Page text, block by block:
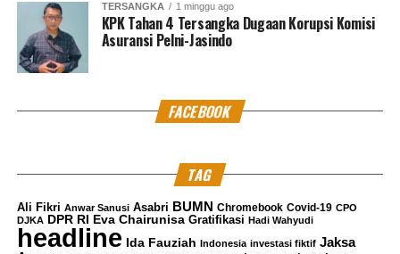
TERSANGKA 1 minggu ago
KPK Tahan 4 Tersangka Dugaan Korupsi Komisi
Asuransi Pelni-Jasindo
FACEBOOK
TAG
Ali Fikri Anwar Sanusi Asabri BUMN Chromebook Covid-19 CPO
DJKA
DPR RI Eva Chairunisa Gratifikasi Hadi Wahyudi
headline Ida Fauziah Indonesia investasi fiktif Jaksa